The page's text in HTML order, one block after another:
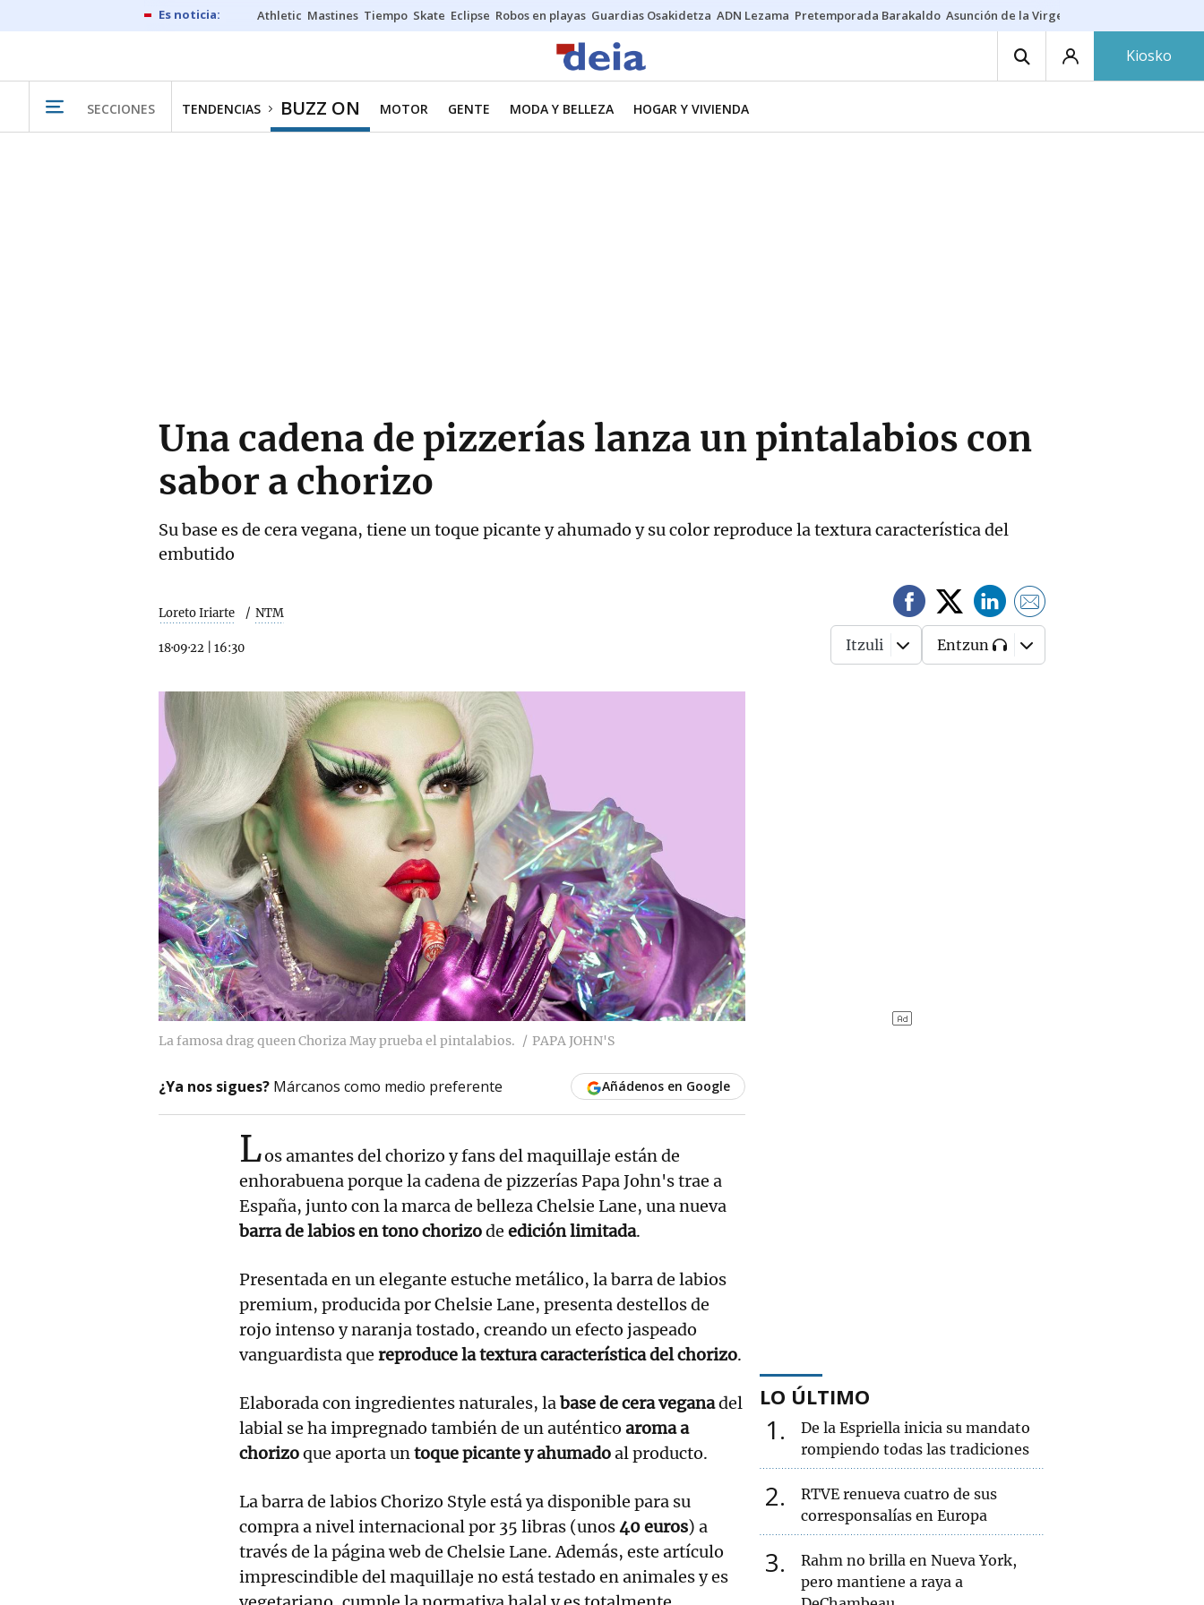
Athletic Mastines Tiempo Skate Eclipse Robos en playas Guardias Osakidetza ADN Lezama Pretemporada Barakaldo Asunción de la Virgen
Kiosko
SECCIONES TENDENCIAS BUZZ ON MOTOR GENTE MODA Y BELLEZA HOGAR Y VIVIENDA
Una cadena de pizzerías lanza un pintalabios con
sabor a chorizo
Su base es de cera vegana, tiene un toque picante y ahumado y su color reproduce la textura característica del
embutido
Loreto Iriarte NTM
18·09·22 16:30 Itzuli Entzun
La famosa drag queen Choriza May prueba el pintalabios. PAPA JOHN'S
¿Ya nos sigues? Márcanos como medio preferente Añádenos en Google
Los amantes del chorizo y fans del maquillaje están de
enhorabuena porque la cadena de pizzerías Papa John's trae a
España, junto con la marca de belleza Chelsie Lane, una nueva
barra de labios en tono chorizode edición limitada.
Presentada en un elegante estuche metálico, la barra de labios
premium, producida por Chelsie Lane, presenta destellos de
rojo intenso y naranja tostado, creando un efecto jaspeado
vanguardista que reproduce la textura característica del chorizo.
Elaborada con ingredientes naturales, labase de cera veganadel
labial se ha impregnado también de un auténtico aroma a
chorizoque aporta untoque picante y ahumadoal producto.
La barra de labios Chorizo Style está ya disponible para su
compra a nivel internacional por 35 libras (unos40 euros) a
través de la página web de Chelsie Lane. Además, este artículo
imprescindible del maquillaje no está testado en animales y es
LO ÚLTIMO
1
De la Espriella inicia su mandato
rompiendo todas las tradiciones
2
RTVE renueva cuatro de sus
corresponsalías en Europa
3
Rahm no brilla en Nueva York,
pero mantiene a raya a